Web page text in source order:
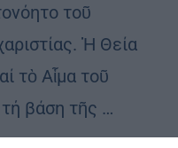
τοῦ
Ἡ Θεία
τὸ Αἷμα τοῦ
βάση τῆς …